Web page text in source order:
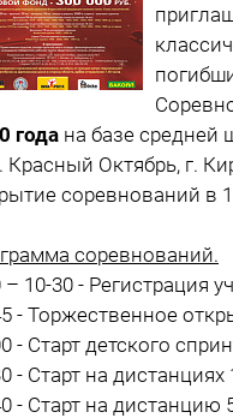
года на базе средней
Красный Октябрь, г.
соревнований в
соревнований.
– 10-30 - Регистрация
- Торжественное
- Старт детского
- Старт на
- Старт на дистанцию